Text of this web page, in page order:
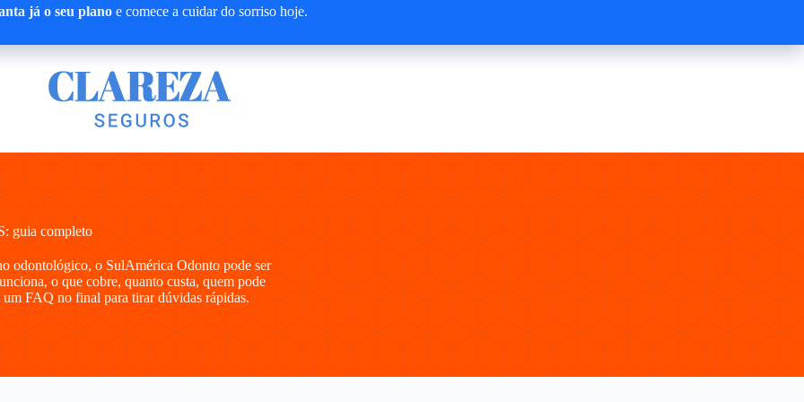
já o seu planoe comece a cuidar do sorriso hoje.
guia completo
odontológico, o SulAmérica Odonto pode ser
o que cobre, quanto custa, quem pode
um FAQ no final para tirar dúvidas rápidas.